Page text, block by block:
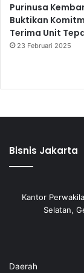
a
k
a
p
K
(
P
Purinusa
Buktikan
Terima Unit
23 Februari 2025
Bisnis Jakarta
Kantor
Selatan,
Daerah